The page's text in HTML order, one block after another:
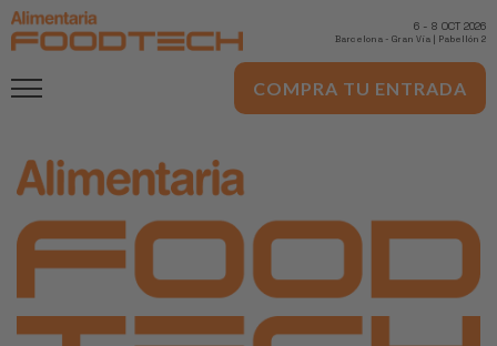
COMPRA TU ENTRADA
6 - 8 OCT 2026
Barcelona - Gran Via | Pabellón 2